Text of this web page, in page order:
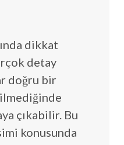
dikkat
detay
doğru bir
çıkabilir. Bu
konusunda